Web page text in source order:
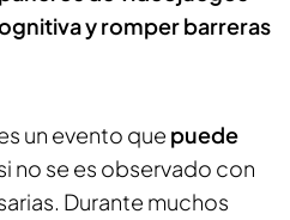
y romper barreras
un evento que puede
no se es observado con
Durante muchos